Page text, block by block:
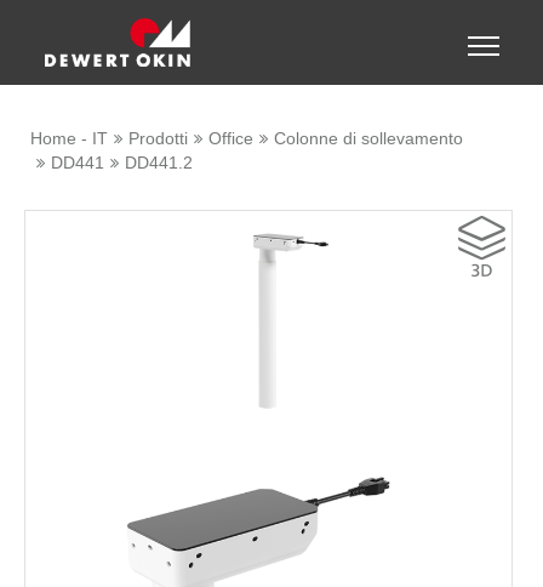
Toggle
Home - IT Prodotti Office
Colonne di sollevamento
DD441
DD441.2